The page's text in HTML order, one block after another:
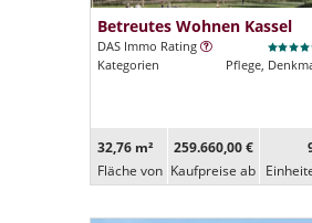
Betreutes Wohnen Kassel
DAS Immo Rating
Kategorien
Pflege,
32,76 m²
Fläche von
259.660,00 €
Kaufpreise ab